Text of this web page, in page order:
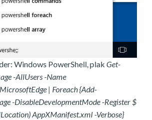
Windows PowerShell, plak Get-
-AllUsers -Name
| Foreach {Add-
-DisableDevelopmentMode -Register $
AppXManifest.xml -Verbose}